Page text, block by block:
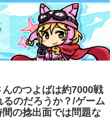
んのつよばは約7000戦
のだろうか？/ゲーム
の捻出面では問題な